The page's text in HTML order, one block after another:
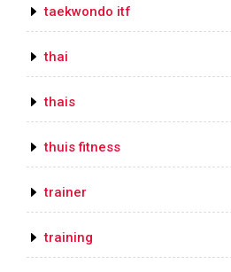
taekwondo itf
thai
thais
thuis fitness
trainer
training